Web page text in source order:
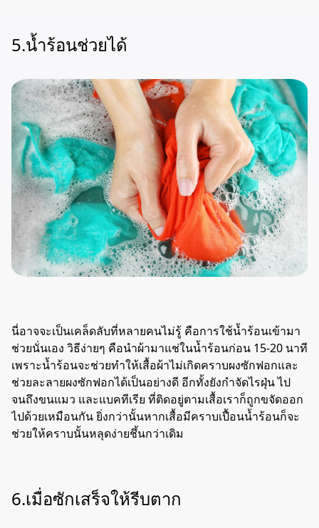
5.น้ำร้อนช่วยได้
นี่อาจจะเป็นเคล็ดลับที่หลายคนไม่รู้ คือการใช้น้ำร้อนเข้ามา
ช่วยนั่นเอง วิธีง่ายๆ คือนำผ้ามาแช่ในน้ำร้อนก่อน 15-20 นาที
เพราะน้ำร้อนจะช่วยทำให้เสื้อผ้าไม่เกิดคราบผงซักฟอกและ
ช่วยละลายผงซักฟอกได้เป็นอย่างดี อีกทั้งยังกำจัดไรฝุ่น ไป
จนถึงขนแมว และแบคทีเรีย ที่ติดอยู่ตามเสื้อเราก็ถูกขจัดออก
ไปด้วยเหมือนกัน ยิ่งกว่านั้นหากเสื้อมีคราบเปื้อนน้ำร้อนก็จะ
ช่วยให้คราบนั้นหลุดง่ายชึ้นกว่าเดิม
6.เมื่อซักเสร็จให้รีบตาก